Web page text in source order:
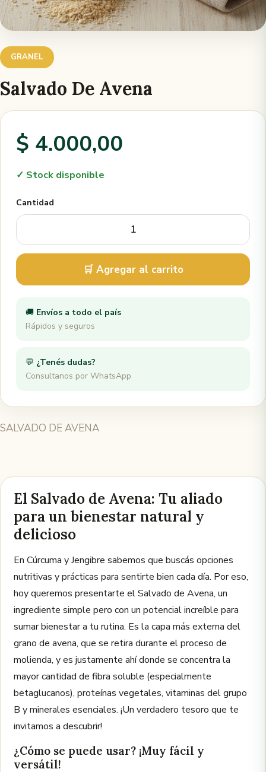
GRANEL
Salvado De Avena
$ 4.000,00
✓ Stock disponible
Cantidad
🛒 Agregar al carrito
🚚 Envíos a todo el país
Rápidos y seguros
💬 ¿Tenés dudas?
Consultanos por WhatsApp
SALVADO DE AVENA
El Salvado de Avena: Tu aliado
para un bienestar natural y
delicioso
En Cúrcuma y Jengibre sabemos que buscás opciones
nutritivas y prácticas para sentirte bien cada día. Por eso,
hoy queremos presentarte el Salvado de Avena, un
ingrediente simple pero con un potencial increíble para
sumar bienestar a tu rutina. Es la capa más externa del
grano de avena, que se retira durante el proceso de
molienda, y es justamente ahí donde se concentra la
mayor cantidad de fibra soluble (especialmente
betaglucanos), proteínas vegetales, vitaminas del grupo
B y minerales esenciales. ¡Un verdadero tesoro que te
invitamos a descubrir!
¿Cómo se puede usar? ¡Muy fácil y
versátil!